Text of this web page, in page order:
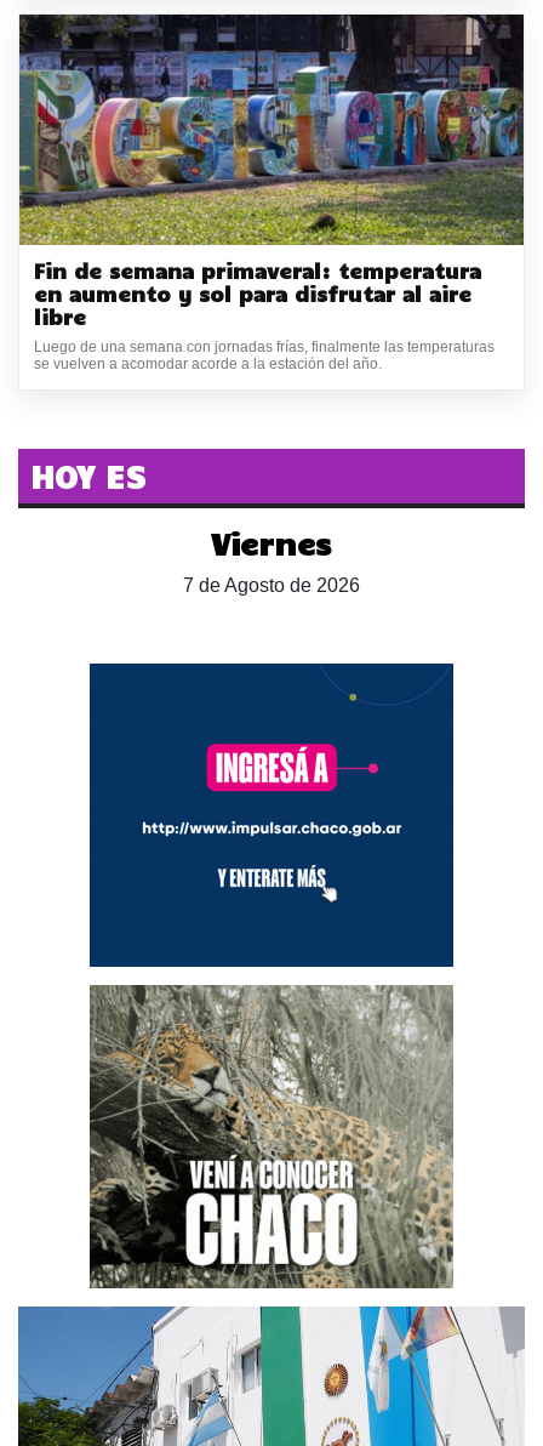
Fin de semana primaveral: temperatura
en aumento y sol para disfrutar al aire
libre
Luego de una semana con jornadas frías, finalmente las temperaturas
se vuelven a acomodar acorde a la estación del año.
HOY ES
Viernes
7 de Agosto de 2026